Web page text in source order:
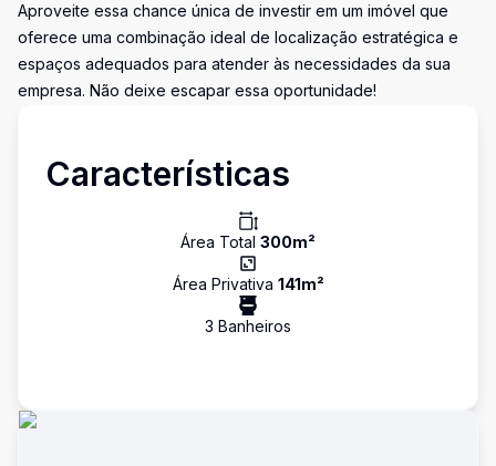
Aproveite essa chance única de investir em um imóvel que
oferece uma combinação ideal de localização estratégica e
espaços adequados para atender às necessidades da sua
empresa. Não deixe escapar essa oportunidade!
Características
Área Total 300m²
Área Privativa 141m²
3 Banheiros